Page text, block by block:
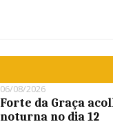
06/08/2026
Forte da Graça
noturna no dia 12